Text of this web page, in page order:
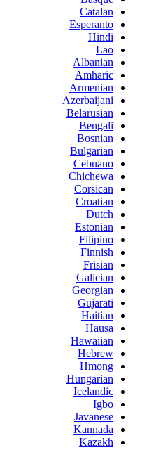
Catalan
Esperanto
Hindi
Lao
Albanian
Amharic
Armenian
Azerbaijani
Belarusian
Bengali
Bosnian
Bulgarian
Cebuano
Chichewa
Corsican
Croatian
Dutch
Estonian
Filipino
Finnish
Frisian
Galician
Georgian
Gujarati
Haitian
Hausa
Hawaiian
Hebrew
Hmong
Hungarian
Icelandic
Igbo
Javanese
Kannada
Kazakh